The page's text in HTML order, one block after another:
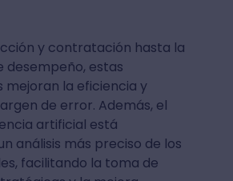
y contratación hasta la
desempeño, estas
mejoran la eficiencia y
de error. Además, el
artificial está
análisis más preciso de los
facilitando la toma de